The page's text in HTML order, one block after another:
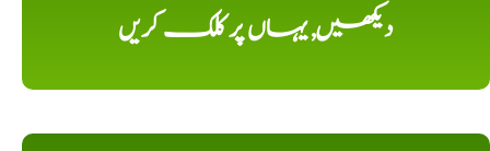
دیکھیں, یہاں پر کلک کریں